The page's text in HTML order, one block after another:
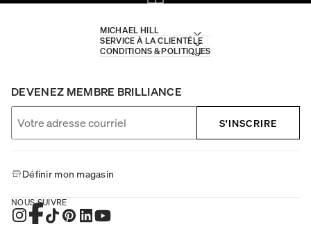
MICHAEL HILL
SERVICE À LA CLIENTÈLE
CONDITIONS & POLITIQUES
DEVENEZ MEMBRE BRILLIANCE
S'INSCRIRE
Définir mon magasin
NOUS SUIVRE